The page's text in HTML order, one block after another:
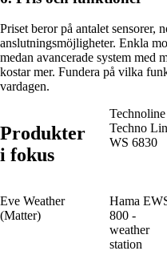
Priset beror på antalet sensorer,
anslutningsmöjligheter. Enkla
medan avancerade system
kostar mer. Fundera på vilka
vardagen.
Produkter
i fokus
Technoline
Techno
WS 6830
Eve Weather
(Matter)
Hama
800 -
weather
station